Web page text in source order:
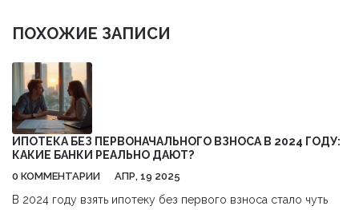
ПОХОЖИЕ ЗАПИСИ
ИПОТЕКА БЕЗ ПЕРВОНАЧАЛЬНОГО ВЗНОСА В 2024 ГОДУ:
КАКИЕ БАНКИ РЕАЛЬНО ДАЮТ?
0 КОММЕНТАРИИ АПР, 19 2025
В 2024 году взять ипотеку без первого взноса стало чуть